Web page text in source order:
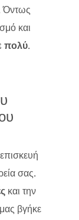
Όντως
και
πολύ.
σας.
και την
βγήκε